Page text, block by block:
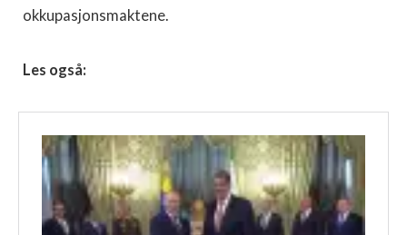
okkupasjonsmaktene.
Les også: